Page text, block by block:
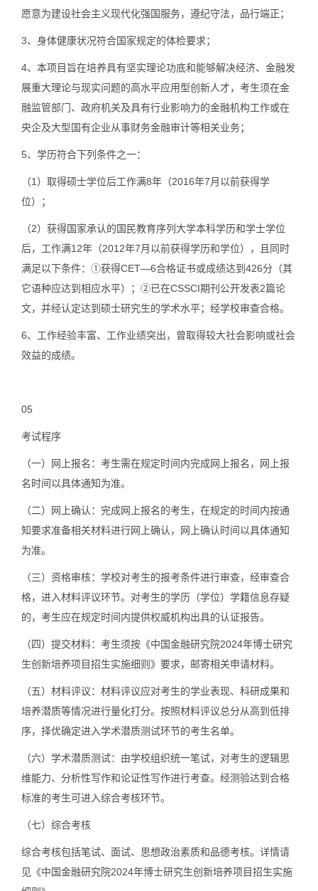
愿意为建设社会主义现代化强国服务，遵纪守法，品行端正；
3、 身体健康状况符合国家规定的体检要求；
4、 本项目旨在培养具有坚实理论功底和能够解决经济、金融发
展重大理论与现实问题的高水平应用型创新人才，考生须在金
融监管部门、政府机关及具有行业影响力的金融机构工作或在
央企及大型国有企业从事财务金融审计等相关业务；
5、 学历符合下列条件之一：
（1）取得硕士学位后工作满8年（2016年7月以前获得学
位）；
（2）获得国家承认的国民教育序列大学本科学历和学士学位
后，工作满12年（2012年7月以前获得学历和学位），且同时
满足以下条件：①获得CET—6合格证书或成绩达到426分（其
它语种应达到相应水平）；②已在CSSCI期刊公开发表2篇论
文，并经认定达到硕士研究生的学术水平；经学校审查合格。
6、 工作经验丰富、工作业绩突出，曾取得较大社会影响或社会
效益的成绩。
05
考试程序
（一）
网上报名：考生需在规定时间内完成网上报名，网上报
名时间以具体通知为准。
（二）
网上确认：完成网上报名的考生，在规定的时间内按通
知要求准备相关材料进行网上确认，网上确认时间以具体通知
为准。
（三） 资格审核：学校对考生的报考条件进行审查，经审查合
格，进入材料评议环节。对考生的学历（学位）学籍信息存疑
的，考生应在规定时间内提供权威机构出具的认证报告。
（四） 提交材料：考生须按《中国金融研究院2024年博士研究
生创新培养项目招生实施细则》要求，邮寄相关申请材料。
（五） 材料评议：材料评议应对考生的学业表现、科研成果和
培养潜质等情况进行量化打分。按照材料评议总分从高到低排
序，择优确定进入学术潜质测试环节的考生名单。
（六） 学术潜质测试：由学校组织统一笔试，对考生的逻辑思
维能力、分析性写作和论证性写作进行考查。经测验达到合格
标准的考生可进入综合考核环节。
（七） 综合考核
综合考核包括笔试、面试、思想政治素质和品德考核。详情请
见《中国金融研究院2024年博士研究生创新培养项目招生实施